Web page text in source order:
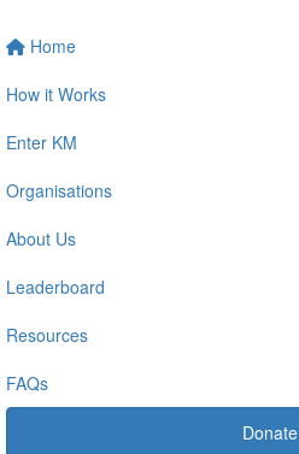
Home
How it Works
Enter KM
Organisations
About Us
Leaderboard
Resources
FAQs
Donate